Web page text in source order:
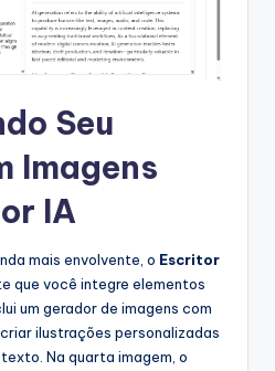
Seu
Imagens
IA
mais envolvente, o Escritor
que você integre elementos
um gerador de imagens com
ilustrações personalizadas
Na quarta imagem, o